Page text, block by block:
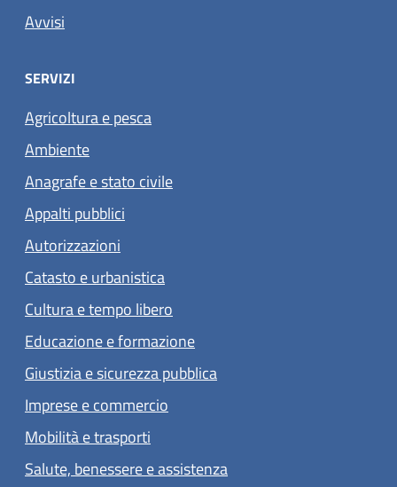
Avvisi
SERVIZI
Agricoltura e pesca
Ambiente
Anagrafe e stato civile
Appalti pubblici
Autorizzazioni
Catasto e urbanistica
Cultura e tempo libero
Educazione e formazione
Giustizia e sicurezza pubblica
Imprese e commercio
Mobilità e trasporti
Salute, benessere e assistenza